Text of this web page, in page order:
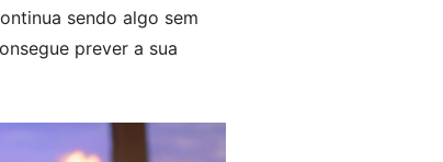
sendo algo sem
prever a sua